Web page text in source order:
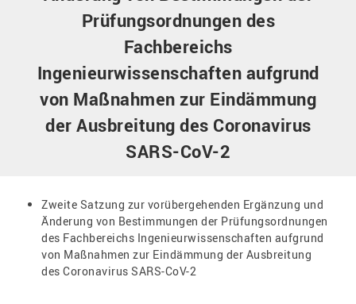
Prüfungsordnungen des
Fachbereichs
Ingenieurwissenschaften aufgrund
von Maßnahmen zur Eindämmung
der Ausbreitung des Coronavirus
SARS-CoV-2
Zweite Satzung zur vorübergehenden Ergänzung und
Änderung von Bestimmungen der Prüfungsordnungen
des Fachbereichs Ingenieurwissenschaften aufgrund
von Maßnahmen zur Eindämmung der Ausbreitung
des Coronavirus SARS-CoV-2